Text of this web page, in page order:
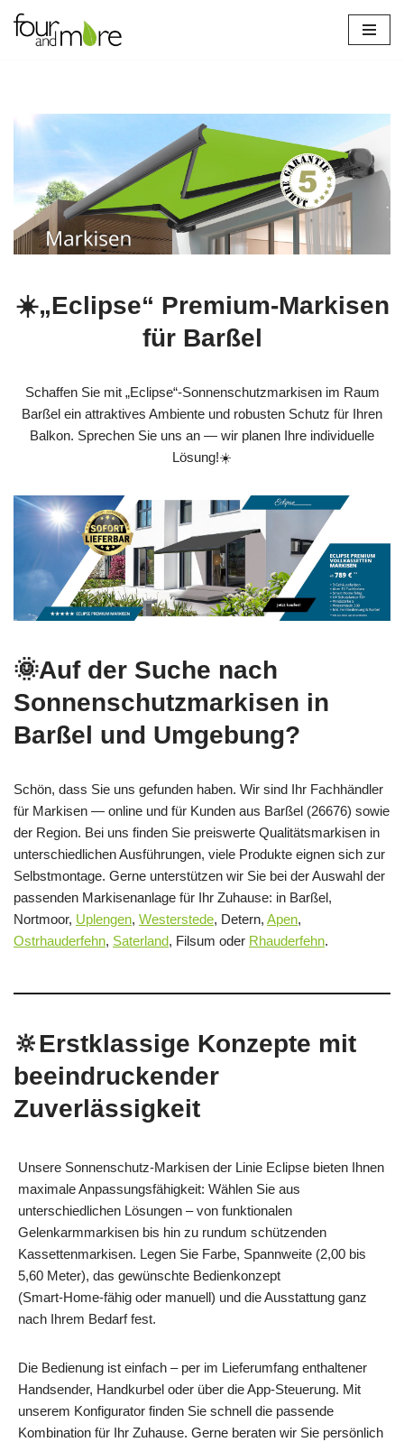
Zum
☀️„Eclipse“ Premium-Markisen
für Barßel
Schaffen Sie mit „Eclipse“-Sonnenschutzmarkisen im Raum
Barßel ein attraktives Ambiente und robusten Schutz für Ihren
Balkon. Sprechen Sie uns an — wir planen Ihre individuelle
Lösung!☀️
🌞Auf der Suche nach
Sonnenschutzmarkisen in
Barßel und Umgebung?
Schön, dass Sie uns gefunden haben. Wir sind Ihr Fachhändler
für Markisen — online und für Kunden aus Barßel (26676) sowie
der Region. Bei uns finden Sie preiswerte Qualitätsmarkisen in
unterschiedlichen Ausführungen, viele Produkte eignen sich zur
Selbstmontage. Gerne unterstützen wir Sie bei der Auswahl der
passenden Markisenanlage für Ihr Zuhause: in Barßel,
Nortmoor, Uplengen, Westerstede, Detern, Apen,
Ostrhauderfehn, Saterland, Filsum oder Rhauderfehn.
🔆Erstklassige Konzepte mit
beeindruckender
Zuverlässigkeit
Unsere Sonnenschutz-Markisen der Linie Eclipse bieten Ihnen
maximale Anpassungsfähigkeit: Wählen Sie aus
unterschiedlichen Lösungen – von funktionalen
Gelenkarmmarkisen bis hin zu rundum schützenden
Kassettenmarkisen. Legen Sie Farbe, Spannweite (2,00 bis
5,60 Meter), das gewünschte Bedienkonzept
(Smart‑Home‑fähig oder manuell) und die Ausstattung ganz
nach Ihrem Bedarf fest.
Die Bedienung ist einfach – per im Lieferumfang enthaltener
Handsender, Handkurbel oder über die App-Steuerung. Mit
unserem Konfigurator finden Sie schnell die passende
Kombination für Ihr Zuhause. Gerne beraten wir Sie persönlich